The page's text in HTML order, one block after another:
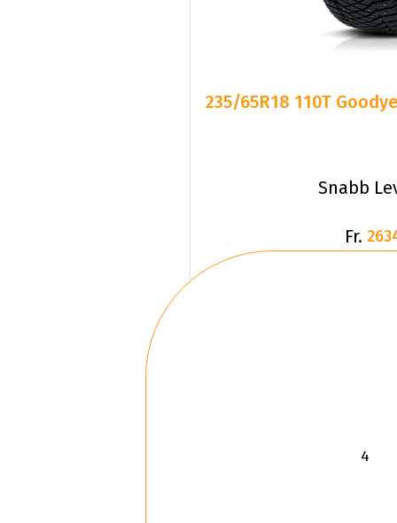
235/65R18 110T
Snabb
Fr.